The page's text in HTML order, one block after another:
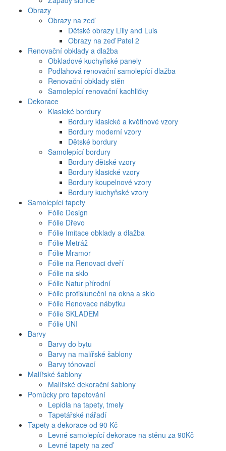
Obrazy
Obrazy na zeď
Dětské obrazy Lilly and Luis
Obrazy na zeď Patel 2
Renovační obklady a dlažba
Obkladové kuchyňské panely
Podlahová renovační samolepící dlažba
Renovační obklady stěn
Samolepící renovační kachličky
Dekorace
Klasické bordury
Bordury klasické a květinové vzory
Bordury moderní vzory
Dětské bordury
Samolepící bordury
Bordury dětské vzory
Bordury klasické vzory
Bordury koupelnové vzory
Bordury kuchyňské vzory
Samolepící tapety
Fólie Design
Fólie Dřevo
Fólie Imitace obklady a dlažba
Fólie Metráž
Fólie Mramor
Fólie na Renovaci dveří
Fólie na sklo
Fólie Natur přírodní
Fólie protisluneční na okna a sklo
Fólie Renovace nábytku
Fólie SKLADEM
Fólie UNI
Barvy
Barvy do bytu
Barvy na malířské šablony
Barvy tónovací
Malířské šablony
Malířské dekorační šablony
Pomůcky pro tapetování
Lepidla na tapety, tmely
Tapetářské nářadí
Tapety a dekorace od 90 Kč
Levné samolepící dekorace na stěnu za 90Kč
Levné tapety na zeď